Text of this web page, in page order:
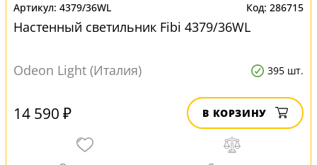
4379/36WL 286715
Настенный светильник Fibi 4379/36WL
Odeon Light (Италия) 395 шт.
14 590 ₽ В КОРЗИНУ